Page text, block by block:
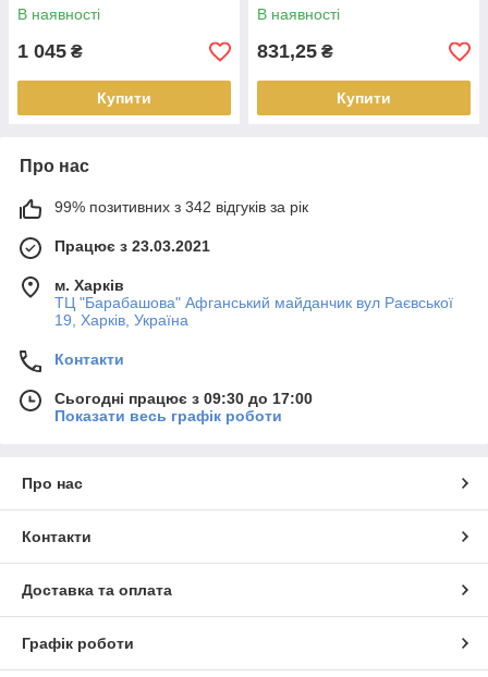
В наявності
1 045 ₴
Купити
В наявності
831,25 ₴
Купити
Про нас
99% позитивних з 342 відгуків за рік
Працює з 23.03.2021
м. Харків
ТЦ "Барабашова" Афганський майданчик вул Раєвської
19, Харків, Україна
Контакти
Сьогодні працює з 09:30 до 17:00
Показати весь графік роботи
Про нас
Контакти
Доставка та оплата
Графік роботи